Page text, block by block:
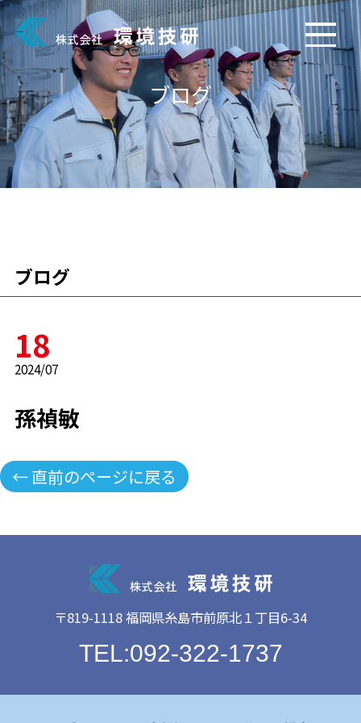
ブログ
ブログ
18
2024/07
孫禎敏
← 直前のページに戻る
〒819-1118 福岡県糸島市前原北１丁目6-34
TEL:092-322-1737